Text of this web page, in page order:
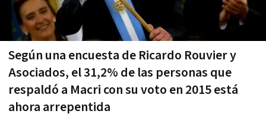
Según una encuesta de Ricardo Rouvier y
Asociados, el 31,2% de las personas que
respaldó a Macri con su voto en 2015 está
ahora arrepentida